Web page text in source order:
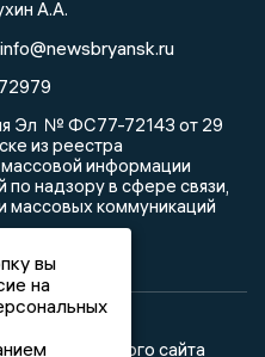
А.А.
info@newsbryansk.ru
Эл № ФС77-72143 от 29
из реестра
информации
надзору в сфере связи,
массовых коммуникаций
с данного сайта
вы
на